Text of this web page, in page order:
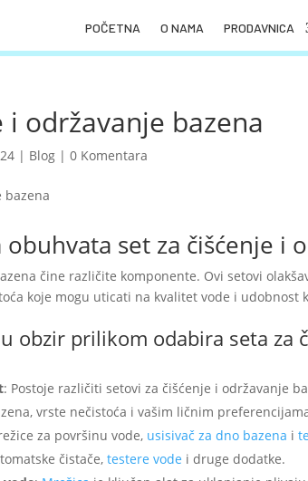
POČETNA O NAMA PRODAVNICA
i održavanje bazena
| Blog |0 Komentara
set za čišćenje i
čine različite komponente. Ovi setovi
koje mogu uticati na kvalitet vode i udobnost
obzir prilikom odabira seta za
: Postoje različiti setovi za čišćenje i održavanje
vrste nečistoća i vašim ličnim
za površinu vode, usisivač za dno bazena i
čistače,testere vode i druge dodatke.